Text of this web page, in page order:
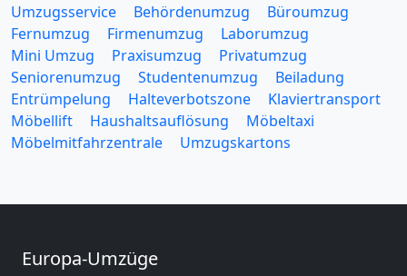
Umzugsservice Behördenumzug
Büroumzug
Fernumzug
Firmenumzug
Laborumzug
Mini Umzug
Praxisumzug
Privatumzug
Seniorenumzug
Studentenumzug
Beiladung
Entrümpelung
Halteverbotszone
Klaviertransport
Möbellift
Haushaltsauflösung
Möbeltaxi
Möbelmitfahrzentrale
Umzugskartons
Europa-Umzüge